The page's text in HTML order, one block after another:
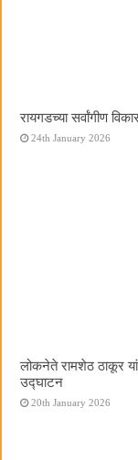
रायगडच्या सर्वांगीण
24th January 2026
लोकनेते रामशेठ ठाकूर
उद्घाटन
20th January 2026